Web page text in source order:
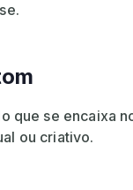
que se encaixa
ou criativo.